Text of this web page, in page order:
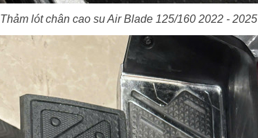
Thảm lót chân cao su Air Blade 125/160 2022 - 2025